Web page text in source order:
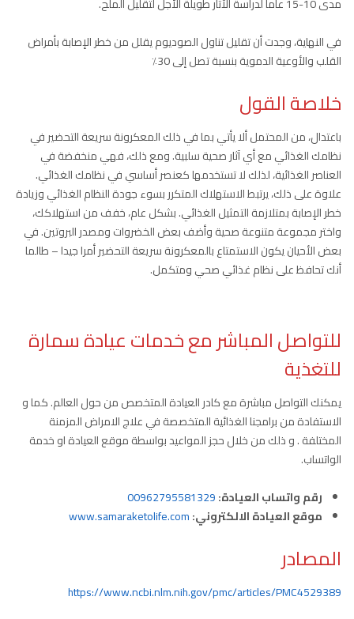
في النهاية، وجدت أن تقليل تناول الصوديوم يقلل من خطر الإصابة بأمراض
القلب والأوعية الدموية بنسبة تصل إلى 30٪
خلاصة القول
باعتدال، من المحتمل ألا يأتي بما في ذلك المعكرونة سريعة التحضير في
نظامك الغذائي مع أي آثار صحية سلبية. ومع ذلك، فهي منخفضة في
العناصر الغذائية، لذلك لا تستخدمها كعنصر أساسي في نظامك الغذائي.
علاوة على ذلك، يرتبط الاستهلاك المتكرر بسوء جودة النظام الغذائي وزيادة
خطر الإصابة بمتلازمة التمثيل الغذائي. بشكل عام، خفف من استهلاكك،
واختر مجموعة متنوعة صحية وأضف بعض الخضروات ومصدر البروتين. في
بعض الأحيان يكون الاستمتاع بالمعكرونة سريعة التحضير أمرا جيدا – طالما
أنك تحافظ على نظام غذائي صحي ومتكمل.
للتواصل المباشر مع خدمات عيادة سمارة
للتغذية
يمكنك التواصل مباشرة مع كادر العيادة المتخصص من حول العالم. كما و
الاستفادة من برامجنا الغذائية المتخصصة في علاج الامراض المزمنة
المختلفة . و ذلك من خلال حجز المواعيد بواسطة موقع العيادة او خدمة
الواتساب.
رقم واتساب العيادة:00962795581329
موقع العيادة الالكتروني:www.samaraketolife.com
المصادر
https://www.ncbi.nlm.nih.gov/pmc/articles/PMC4529389